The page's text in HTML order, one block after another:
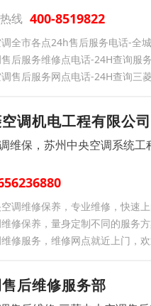
线 400-8519822
全市各点24h售后服务电话-全
后服务维修点电话-24H查询服务
售后服务网点电话-24H查询三
调机电工程有限公司
维保，苏州中央空调系统工
调维修保养，专业维修，快速
修服务，维修网点就近上门，
后维修服务部